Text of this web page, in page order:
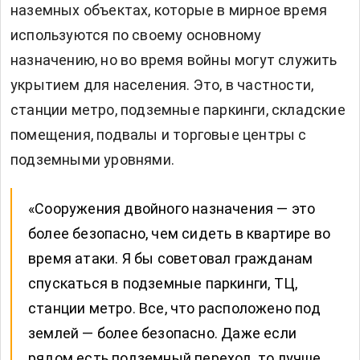
наземных объектах, которые в мирное время
используются по своему основному
назначению, но во время войны могут служить
укрытием для населения. Это, в частности,
станции метро, подземные паркинги, складские
помещения, подвалы и торговые центры с
подземными уровнями.
«Сооружения двойного назначения — это
более безопасно, чем сидеть в квартире во
время атаки. Я бы советовал гражданам
спускаться в подземные паркинги, ТЦ,
станции метро. Все, что расположено под
землей — более безопасно. Даже если